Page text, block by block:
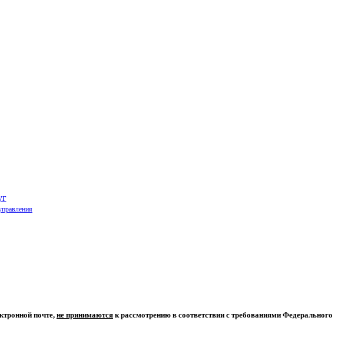
почте, не принимаются к рассмотрению в соответствии с требованиями Федерального